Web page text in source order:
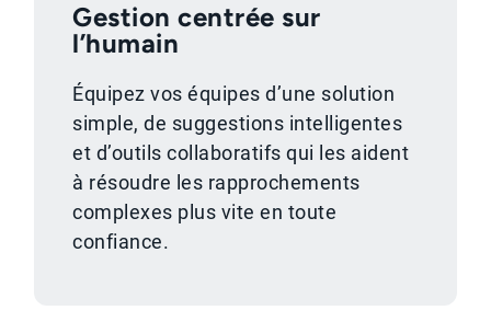
Gestion centrée sur
l’humain
Équipez vos équipes d’une solution
simple, de suggestions intelligentes
et d’outils collaboratifs qui les aident
à résoudre les rapprochements
complexes plus vite en toute
confiance.